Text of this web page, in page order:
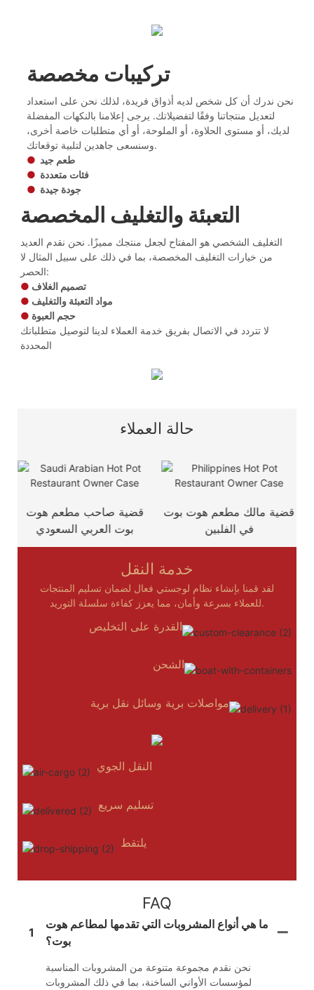
تركيبات مخصصة
نحن ندرك أن كل شخص لديه أذواق فريدة، لذلك نحن على استعداد
لتعديل منتجاتنا وفقًا لتفضيلاتك. يرجى إعلامنا بالنكهات المفضلة
لديك، أو مستوى الحلاوة، أو الملوحة، أو أي متطلبات خاصة أخرى،
وسنسعى جاهدين لتلبية توقعاتك.
● طعم جيد
● فئات متعددة
● جودة جيدة
التعبئة والتغليف المخصصة
التغليف الشخصي هو المفتاح لجعل منتجك مميزًا. نحن نقدم العديد
من خيارات التغليف المخصصة، بما في ذلك على سبيل المثال لا
الحصر:
● تصميم الغلاف
● مواد التعبئة والتغليف
● حجم العبوة
لا تتردد في الاتصال بفريق خدمة العملاء لدينا لتوصيل متطلباتك
المحددة
قضية صاحب مطعم هوت
بوت العربي السعودي
قضية مالك مطعم هوت بوت
في الفلبين
خدمة النقل
لقد قمنا بإنشاء نظام لوجستي فعال لضمان تسليم المنتجات
للعملاء بسرعة وأمان، مما يعزز كفاءة سلسلة التوريد.
القدرة على التخليص
الشحن
مواصلات برية وسائل نقل برية
النقل الجوي
تسليم سريع
يلتقط
FAQ
1
ما هي أنواع المشروبات التي تقدمها لمطاعم هوت
بوت؟
نحن نقدم مجموعة متنوعة من المشروبات المناسبة
لمؤسسات الأواني الساخنة، بما في ذلك المشروبات